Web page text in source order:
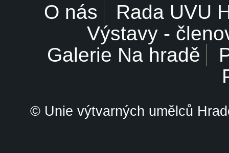
O nás
Rada UVU
Výstavy -
Galerie Na hradě
© Unie výtvarných umělců